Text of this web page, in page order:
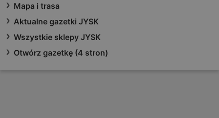
Mapa i trasa
Aktualne gazetki JYSK
Wszystkie sklepy JYSK
Otwórz gazetkę (4 stron)